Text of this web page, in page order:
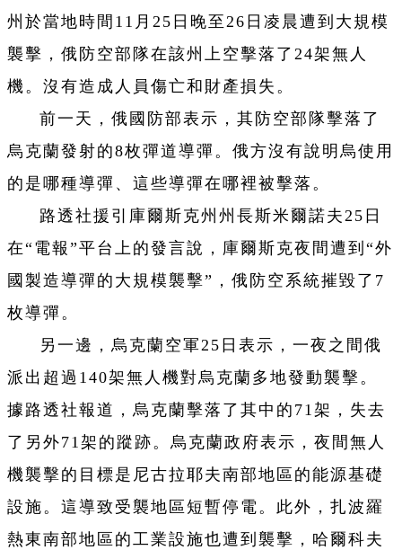
州於當地時間11月25日晚至26日凌晨遭到大規模
襲擊，俄防空部隊在該州上空擊落了24架無人
機。沒有造成人員傷亡和財產損失。
前一天，俄國防部表示，其防空部隊擊落了
烏克蘭發射的8枚彈道導彈。俄方沒有說明烏使用
的是哪種導彈、這些導彈在哪裡被擊落。
路透社援引庫爾斯克州州長斯米爾諾夫25日
在“電報”平台上的發言說，庫爾斯克夜間遭到“外
國製造導彈的大規模襲擊”，俄防空系統摧毀了7
枚導彈。
另一邊，烏克蘭空軍25日表示，一夜之間俄
派出超過140架無人機對烏克蘭多地發動襲擊。
據路透社報道，烏克蘭擊落了其中的71架，失去
了另外71架的蹤跡。烏克蘭政府表示，夜間無人
機襲擊的目標是尼古拉耶夫南部地區的能源基礎
設施。這導致受襲地區短暫停電。此外，扎波羅
熱東南部地區的工業設施也遭到襲擊，哈爾科夫